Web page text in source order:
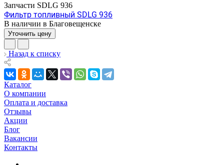
Запчасти SDLG 936
Фильтр топливный SDLG 936
В наличии в Благовещенске
Уточнить цену
Назад к списку
Каталог
О компании
Оплата и доставка
Отзывы
Акции
Блог
Вакансии
Контакты